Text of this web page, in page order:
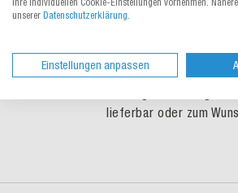
So treffen Sie eine
Schnelle Lieferung
lieferbar oder zum
Ihre individuellen Cookie-Einstellungen vornehmen.
unserer Datenschutzerklärung.
Einstellungen anpassen